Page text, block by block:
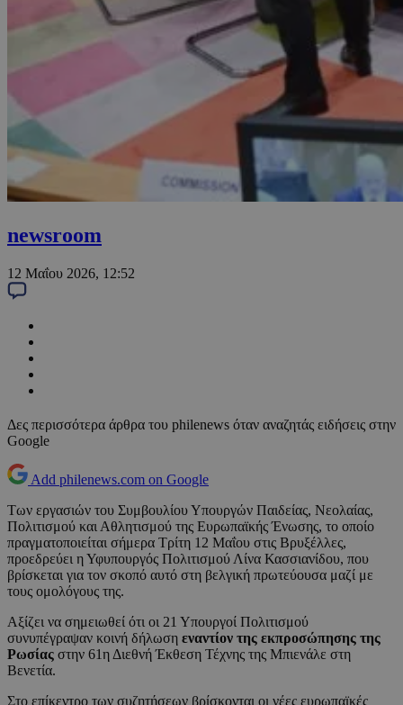
newsroom
12 Μαΐου 2026, 12:52
Δες περισσότερα άρθρα του philenews όταν αναζητάς ειδήσεις στην
Google
Add philenews.com on Google
Των εργασιών του Συμβουλίου Υπουργών Παιδείας, Νεολαίας,
Πολιτισμού και Αθλητισμού της Ευρωπαϊκής Ένωσης, το οποίο
πραγματοποιείται σήμερα Τρίτη 12 Μαΐου στις Βρυξέλλες,
προεδρεύει η Υφυπουργός Πολιτισμού Λίνα Κασσιανίδου, που
βρίσκεται για τον σκοπό αυτό στη βελγική πρωτεύουσα μαζί με
τους ομολόγους της.
Αξίζει να σημειωθεί ότι οι 21 Υπουργοί Πολιτισμού
συνυπέγραψαν κοινή δήλωση εναντίον της εκπροσώπησης της
Ρωσίας στην 61η Διεθνή Έκθεση Τέχνης της Μπιενάλε στη
Βενετία.
Στο επίκεντρο των συζητήσεων βρίσκονται οι νέες ευρωπαϊκές